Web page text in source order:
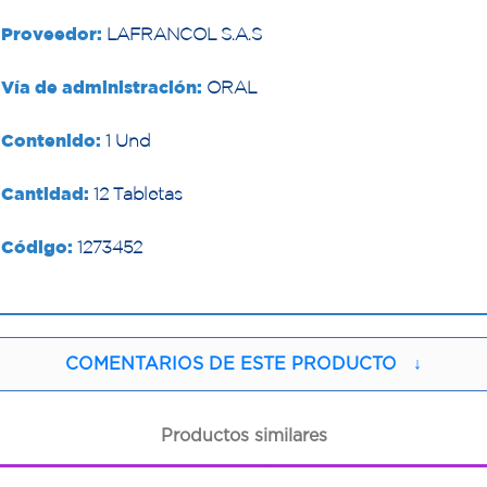
Proveedor: LAFRANCOL S.A.S
Vía de administración: ORAL
Contenido: 1 Und
Cantidad: 12 Tabletas
Código: 1273452
COMENTARIOS DE ESTE PRODUCTO ↓
Productos similares